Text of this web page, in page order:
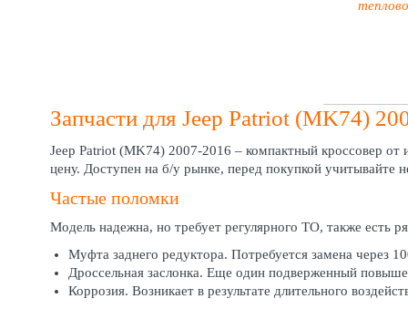
Запчасти для Jeep Patriot (MK74)
Jeep Patriot (MK74) 2007-2016 – компактный кроссовер от
цену. Доступен на б/у рынке, перед покупкой
Частые поломки
Модель надежна, но требует регулярного ТО, также есть
Муфта заднего редуктора. Потребуется замена через
Дроссельная заслонка. Еще один подверженный
Коррозия. Возникает в результате длительного